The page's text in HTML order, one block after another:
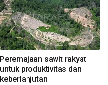
Peremajaan sawit rakyat
untuk produktivitas dan
keberlanjutan